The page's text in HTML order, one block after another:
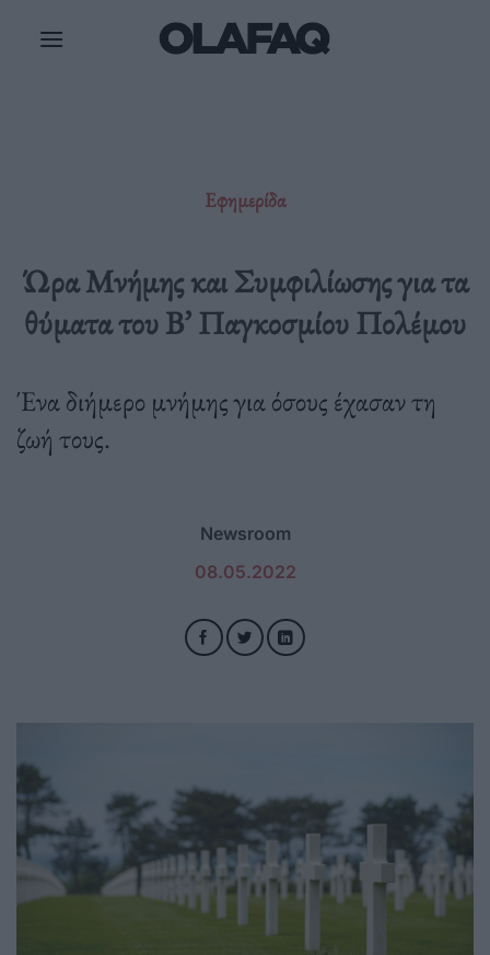
Εφημερίδα
Ώρα Μνήμης και Συμφιλίωσης για τα
θύματα του Β’ Παγκοσμίου Πολέμου
Ένα διήμερο μνήμης για όσους έχασαν τη
ζωή τους.
Newsroom
08.05.2022